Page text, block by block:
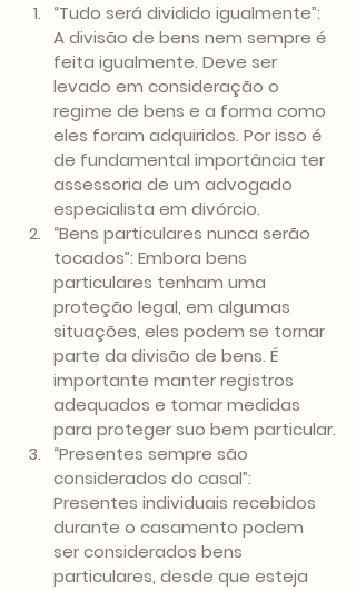
“Tudo será dividido igualmente”:
A divisão de bens nem sempre é
feita igualmente. Deve ser
levado em consideração o
regime de bens e a forma como
eles foram adquiridos. Por isso é
de fundamental importância ter
assessoria de um advogado
especialista em divórcio.
“Bens particulares nunca serão
tocados”: Embora bens
particulares tenham uma
proteção legal, em algumas
situações, eles podem se tornar
parte da divisão de bens. É
importante manter registros
adequados e tomar medidas
para proteger suo bem particular.
“Presentes sempre são
considerados do casal”:
Presentes individuais recebidos
durante o casamento podem
ser considerados bens
particulares, desde que esteja